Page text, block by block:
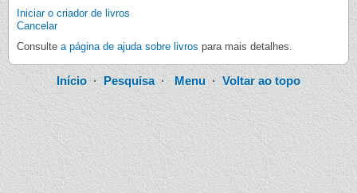
Iniciar o criador de livros
Cancelar
Consulte a página de ajuda sobre livros para mais detalhes.
Início· Pesquisa·Menu · Voltar ao topo